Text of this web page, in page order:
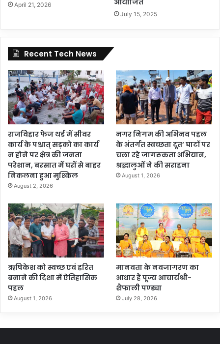
April 21, 2026
July 15, 2025
Recent Tech News
राजविहार फेज थर्ड में सीवर
कार्य के पश्चात् सड़को का कार्य
न होने पर क्षेत्र की जनता
परेशान, बरसात में घरों से बाहर
निकलना हुआ मुश्किल
August 2, 2026
नगर निगम की अभिनव पहल
के अंतर्गत स्वच्छता दूत’ घाटों पर
चला रहे जागरूकता अभियान,
श्रद्धालुओं ने की सराहना
August 1, 2026
ऋषिकेश को स्वच्छ एवं हरित
बनाने की दिशा में ऐतिहासिक
पहल
August 1, 2026
मानवता के नवजागरण का
आधार हैं पूज्य आचार्यश्री-
शैफाली पण्ड्या
July 28, 2026